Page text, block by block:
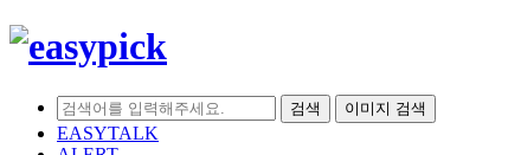
검색 이미지 검색
EASYTALK